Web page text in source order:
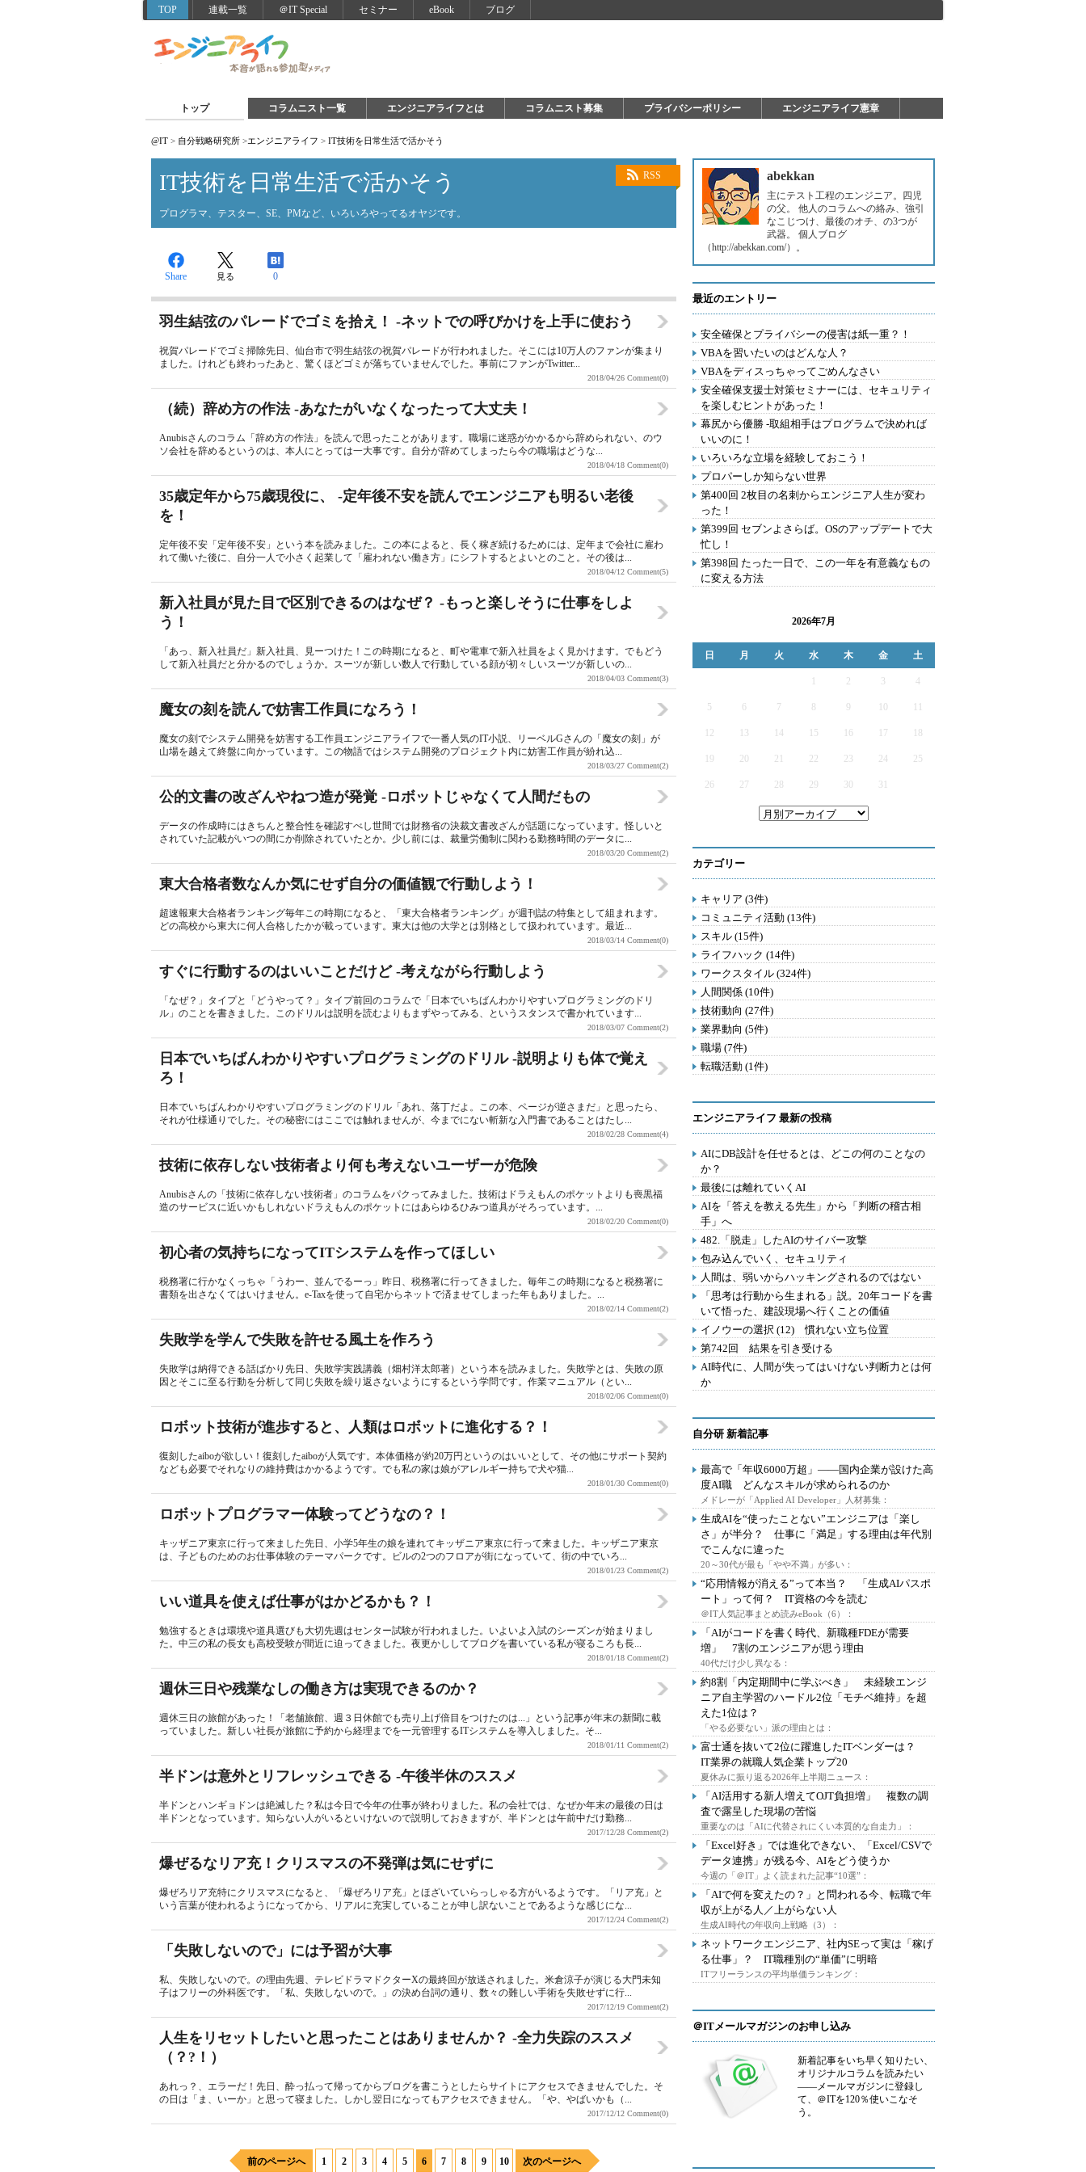
TOP 連載一覧 ＠IT Special セミナー eBook ブログ
トップ コラムニスト一覧 エンジニアライフとは コラムニスト募集 プライバシーポリシー エンジニアライフ憲章
@IT > 自分戦略研究所 >エンジニアライフ > IT技術を日常生活で活かそう
RSS
IT技術を日常生活で活かそう
プログラマ、テスター、SE、PMなど、いろいろやってるオヤジです。
Share 見る 0
羽生結弦のパレードでゴミを拾え！ -ネットでの呼びかけを上手に使おう
祝賀パレードでゴミ掃除先日、仙台市で羽生結弦の祝賀パレードが行われました。そこには10万人のファンが集まり
ました。けれども終わったあと、驚くほどゴミが落ちていませんでした。事前にファンがTwitter...
2018/04/26 Comment(0)
（続）辞め方の作法 -あなたがいなくなったって大丈夫！
Anubisさんのコラム「辞め方の作法」を読んで思ったことがあります。職場に迷惑がかかるから辞められない、のウ
ソ会社を辞めるというのは、本人にとっては一大事です。自分が辞めてしまったら今の職場はどうな...
2018/04/18 Comment(0)
35歳定年から75歳現役に、 -定年後不安を読んでエンジニアも明るい老後
を！
定年後不安「定年後不安」という本を読みました。この本によると、長く稼ぎ続けるためには、定年まで会社に雇わ
れて働いた後に、自分一人で小さく起業して「雇われない働き方」にシフトするとよいとのこと。その後は...
2018/04/12 Comment(5)
新入社員が見た目で区別できるのはなぜ？ -もっと楽しそうに仕事をしよ
う！
「あっ、新入社員だ」新入社員、見ーつけた！この時期になると、町や電車で新入社員をよく見かけます。でもどう
して新入社員だと分かるのでしょうか。スーツが新しい数人で行動している顔が初々しいスーツが新しいの...
2018/04/03 Comment(3)
魔女の刻を読んで妨害工作員になろう！
魔女の刻でシステム開発を妨害する工作員エンジニアライフで一番人気のIT小説、リーベルGさんの「魔女の刻」が
山場を越えて終盤に向かっています。この物語ではシステム開発のプロジェクト内に妨害工作員が紛れ込...
2018/03/27 Comment(2)
公的文書の改ざんやねつ造が発覚 -ロボットじゃなくて人間だもの
データの作成時にはきちんと整合性を確認すべし世間では財務省の決裁文書改ざんが話題になっています。怪しいと
されていた記載がいつの間にか削除されていたとか。少し前には、裁量労働制に関わる勤務時間のデータに...
2018/03/20 Comment(2)
東大合格者数なんか気にせず自分の価値観で行動しよう！
超速報東大合格者ランキング毎年この時期になると、「東大合格者ランキング」が週刊誌の特集として組まれます。
どの高校から東大に何人合格したかが載っています。東大は他の大学とは別格として扱われています。最近...
2018/03/14 Comment(0)
すぐに行動するのはいいことだけど -考えながら行動しよう
「なぜ？」タイプと「どうやって？」タイプ前回のコラムで「日本でいちばんわかりやすいプログラミングのドリ
ル」のことを書きました。このドリルは説明を読むよりもまずやってみる、というスタンスで書かれています...
2018/03/07 Comment(2)
日本でいちばんわかりやすいプログラミングのドリル -説明よりも体で覚え
ろ！
日本でいちばんわかりやすいプログラミングのドリル「あれ、落丁だよ。この本、ページが逆さまだ」と思ったら、
それが仕様通りでした。その秘密にはここでは触れませんが、今までにない斬新な入門書であることはたし...
2018/02/28 Comment(4)
技術に依存しない技術者より何も考えないユーザーが危険
Anubisさんの「技術に依存しない技術者」のコラムをパクってみました。技術はドラえもんのポケットよりも喪黒福
造のサービスに近いかもしれないドラえもんのポケットにはあらゆるひみつ道具がそろっています。...
2018/02/20 Comment(0)
初心者の気持ちになってITシステムを作ってほしい
税務署に行かなくっちゃ「うわー、並んでるーっ」昨日、税務署に行ってきました。毎年この時期になると税務署に
書類を出さなくてはいけません。e-Taxを使って自宅からネットで済ませてしまった年もありました。...
2018/02/14 Comment(2)
失敗学を学んで失敗を許せる風土を作ろう
失敗学は納得できる話ばかり先日、失敗学実践講義（畑村洋太郎著）という本を読みました。失敗学とは、失敗の原
因とそこに至る行動を分析して同じ失敗を繰り返さないようにするという学問です。作業マニュアル（とい...
2018/02/06 Comment(0)
ロボット技術が進歩すると、人類はロボットに進化する？！
復刻したaiboが欲しい！復刻したaiboが人気です。本体価格が約20万円というのはいいとして、その他にサポート契約
なども必要でそれなりの維持費はかかるようです。でも私の家は娘がアレルギー持ちで犬や猫...
2018/01/30 Comment(0)
ロボットプログラマー体験ってどうなの？！
キッザニア東京に行って来ました先日、小学5年生の娘を連れてキッザニア東京に行って来ました。キッザニア東京
は、子どものためのお仕事体験のテーマパークです。ビルの2つのフロアが街になっていて、街の中でいろ...
2018/01/23 Comment(2)
いい道具を使えば仕事がはかどるかも？！
勉強するときは環境や道具選びも大切先週はセンター試験が行われました。いよいよ入試のシーズンが始まりまし
た。中三の私の長女も高校受験が間近に迫ってきました。夜更かししてブログを書いている私が寝るころも長...
2018/01/18 Comment(2)
週休三日や残業なしの働き方は実現できるのか？
週休三日の旅館があった！「老舗旅館、週３日休館でも売り上げ倍目をつけたのは...」という記事が年末の新聞に載
っていました。新しい社長が旅館に予約から経理までを一元管理するITシステムを導入しました。そ...
2018/01/11 Comment(2)
半ドンは意外とリフレッシュできる -午後半休のススメ
半ドンとハンギョドンは絶滅した？私は今日で今年の仕事が終わりました。私の会社では、なぜか年末の最後の日は
半ドンとなっています。知らない人がいるといけないので説明しておきますが、半ドンとは午前中だけ勤務...
2017/12/28 Comment(2)
爆ぜるなリア充！クリスマスの不発弾は気にせずに
爆ぜろリア充特にクリスマスになると、「爆ぜろリア充」とほざいていらっしゃる方がいるようです。「リア充」と
いう言葉が使われるようになってから、リアルに充実していることが申し訳ないことであるような感じにな...
2017/12/24 Comment(2)
「失敗しないので」には予習が大事
私、失敗しないので。の理由先週、テレビドラマドクターXの最終回が放送されました。米倉涼子が演じる大門未知
子はフリーの外科医です。「私、失敗しないので。」の決め台詞の通り、数々の難しい手術を失敗せずに行...
2017/12/19 Comment(2)
人生をリセットしたいと思ったことはありませんか？ -全力失踪のススメ
（？?！）
あれっ？、エラーだ！先日、酔っ払って帰ってからブログを書こうとしたらサイトにアクセスできませんでした。そ
の日は「ま、いーか」と思って寝ました。しかし翌日になってもアクセスできません。「や、やばいかも（...
2017/12/12 Comment(0)
前のページへ 1 2 3 4 5 6 7 8 9 10 次のページへ
abekkan
主にテスト工程のエンジニア。四児
の父。 他人のコラムへの絡み、強引
なこじつけ、最後のオチ、の3つが
武器。 個人ブログ
（http://abekkan.com/）。
最近のエントリー
安全確保とプライバシーの侵害は紙一重？！
VBAを習いたいのはどんな人？
VBAをディスっちゃってごめんなさい
安全確保支援士対策セミナーには、セキュリティ
を楽しむヒントがあった！
幕尻から優勝 -取組相手はプログラムで決めれば
いいのに！
いろいろな立場を経験しておこう！
プロパーしか知らない世界
第400回 2枚目の名刺からエンジニア人生が変わ
った！
第399回 セブンよさらば。OSのアップデートで大
忙し！
第398回 たった一日で、この一年を有意義なもの
に変える方法
2026年7月
日 月 火 水 木 金 土
2 3 4
5 6 7 9
12 13 14 15 16 17
19 20 21 22 23 24 25
26 27 28 29 30 31
カテゴリー
キャリア (3件)
コミュニティ活動 (13件)
スキル (15件)
ライフハック (14件)
ワークスタイル (324件)
人間関係 (10件)
技術動向 (27件)
業界動向 (5件)
職場 (7件)
転職活動 (1件)
エンジニアライフ 最新の投稿
AIにDB設計を任せるとは、どこの何のことなの
か？
最後には離れていくAI
AIを「答えを教える先生」から「判断の稽古相
手」へ
482.「脱走」したAIのサイバー攻撃
包み込んでいく、セキュリティ
人間は、弱いからハッキングされるのではない
「思考は行動から生まれる」説。20年コードを書
いて悟った、建設現場へ行くことの価値
イノウーの選択 (12) 慣れない立ち位置
第742回 結果を引き受ける
AI時代に、人間が失ってはいけない判断力とは何
か
自分研 新着記事
最高で「年収6000万超」――国内企業が設けた高
度AI職 どんなスキルが求められるのか
メドレーが「Applied AI Developer」人材募集：
生成AIを“使ったことない”エンジニアは「楽し
さ」が半分？ 仕事に「満足」する理由は年代別
でこんなに違った
20～30代が最も「やや不満」が多い：
“応用情報が消える”って本当？ 「生成AIパスポ
ート」って何？ IT資格の今を読む
＠IT人気記事まとめ読みeBook（6）：
「AIがコードを書く時代、新職種FDEが需要
増」 7割のエンジニアが思う理由
40代だけ少し異なる：
約8割「内定期間中に学ぶべき」 未経験エンジ
ニア自主学習のハードル2位「モチベ維持」を超
えた1位は？
「やる必要ない」派の理由とは：
富士通を抜いて2位に躍進したITベンダーは？
IT業界の就職人気企業トップ20
夏休みに振り返る2026年上半期ニュース：
「AI活用する新人増えてOJT負担増」 複数の調
査で露呈した現場の苦悩
重要なのは「AIに代替されにくい本質的な自走力」：
「Excel好き」では進化できない、「Excel/CSVで
データ連携」が残る今、AIをどう使うか
今週の「＠IT」よく読まれた記事“10選”：
「AIで何を変えたの？」と問われる今、転職で年
収が上がる人／上がらない人
生成AI時代の年収向上戦略（3）：
ネットワークエンジニア、社内SEって実は「稼げ
る仕事」？ IT職種別の“単価”に明暗
ITフリーランスの平均単価ランキング：
＠ITメールマガジンのお申し込み
新着記事をいち早く知りたい、
オリジナルコラムを読みたい
――メールマガジンに登録し
て、＠ITを120％使いこなそ
う。